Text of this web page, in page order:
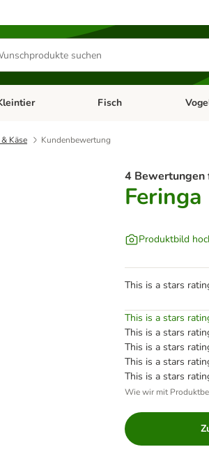
Menü öffnen: Hundefutter & Zubehör
Kategorie-Menü öffnen:
Fisch
Käse Kundenbewertung
4 Bewertungen
Produktbild
This is a stars
This is a stars
This is a stars
This is a stars
This is a stars
This is a stars
Wie wir mit